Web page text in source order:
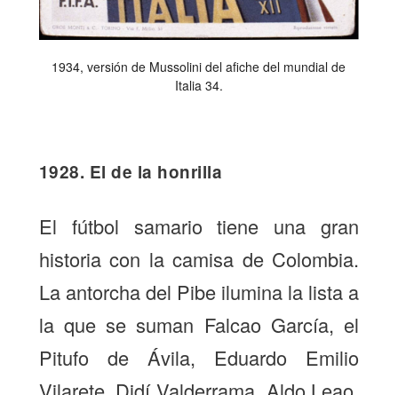
1934, versión de Mussolini del afiche del mundial de
Italia 34.
1928. El de la honrilla
El fútbol samario tiene una gran
historia con la camisa de Colombia.
La antorcha del Pibe ilumina la lista a
la que se suman Falcao García, el
Pitufo de Ávila, Eduardo Emilio